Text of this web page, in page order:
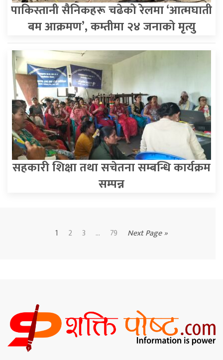
पाकिस्तानी सैनिकहरू चढेको रेलमा ‘आत्मघाती
बम आक्रमण’, कम्तीमा २४ जनाको मृत्यु
सहकारी शिक्षा तथा सचेतना सम्बन्धि कार्यक्रम
सम्पन्न
1 2 3 ... 79 Next Page »